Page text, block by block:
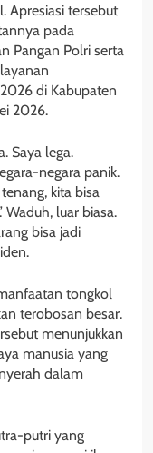
Apresiasi tersebut
pada
Pangan Polri serta
di Kabupaten
2026.
Saya lega.
negara panik.
kita bisa
Waduh, luar biasa.
bisa jadi
tongkol
terobosan besar.
menunjukkan
manusia yang
dalam
putri yang